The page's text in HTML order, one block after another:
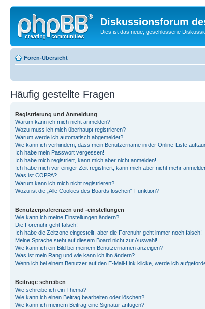
Diskussionsforum
Dies ist das neue, geschlossene
Foren-Übersicht
Häufig gestellte Fragen
Registrierung und Anmeldung
Warum kann ich mich nicht anmelden?
Wozu muss ich mich überhaupt registrieren?
Warum werde ich automatisch abgemeldet?
Wie kann ich verhindern, dass mein Benutzername in der Online-Liste
Ich habe mein Passwort vergessen!
Ich habe mich registriert, kann mich aber nicht anmelden!
Ich habe mich vor einiger Zeit registriert, kann mich aber nicht mehr
Was ist COPPA?
Warum kann ich mich nicht registrieren?
Wozu ist die „Alle Cookies des Boards löschen“-Funktion?
Benutzerpräferenzen und -einstellungen
Wie kann ich meine Einstellungen ändern?
Die Forenuhr geht falsch!
Ich habe die Zeitzone eingestellt, aber die Forenuhr geht immer noch falsch!
Meine Sprache steht auf diesem Board nicht zur Auswahl!
Wie kann ich ein Bild bei meinem Benutzernamen anzeigen?
Was ist mein Rang und wie kann ich ihn ändern?
Wenn ich bei einem Benutzer auf den E-Mail-Link klicke, werde ich
Beiträge schreiben
Wie schreibe ich ein Thema?
Wie kann ich einen Beitrag bearbeiten oder löschen?
Wie kann ich meinem Beitrag eine Signatur anfügen?